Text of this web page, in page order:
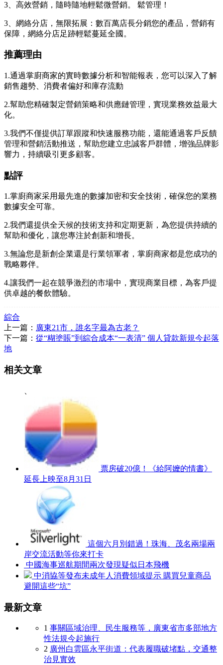
3、高效營銷，隨時隨地輕鬆微營銷。 鬆管理！
3、網絡分店，無限拓展：數百萬店長分銷您的產品，營銷有
保障，網絡分店足跡輕鬆蔓延全國。
推薦理由
1.通過掌廚商家的實時數據分析和智能報表，您可以深入了解
銷售趨勢、消費者偏好和庫存流動
2.幫助您精確製定營銷策略和供應鏈管理，實現業務效益最大
化。
3.我們不僅提供訂單跟蹤和快速服務功能，還能通過客戶反饋
管理和營銷活動推送，幫助您建立忠誠客戶群體，增強品牌影
響力，持續吸引更多顧客。
點評
1.掌廚商家采用最先進的數據加密和安全技術，確保您的業務
數據安全可靠。
2.我們還提供全天候的技術支持和定期更新，為您提供持續的
幫助和優化，讓您專注於創新和增長。
3.無論您是新創企業還是行業領軍者，掌廚商家都是您成功的
戰略夥伴。
4.讓我們一起在競爭激烈的市場中，實現商業目標，為客戶提
供卓越的餐飲體驗。
綜合
上一篇： 廣東21市，誰名字最為古老？
下一篇： 從“糊塗賬”到綜合成本“一表清” 個人貸款新規今起落
地
相关文章
票房破20億！《給阿嬤的情書》
延長上映至8月31日
這個六月別錯過！珠海、茂名兩場兩
岸交流活動等你來打卡
中國海事巡航期間兩次發現疑似日本飛機
中消協等發布未成年人消費領域提示 購買兒童商品
避開這些“坑”
最新文章
1 事關區域治理、民生服務等，廣東省市多部地方
性法規今起施行
2 廣州白雲區永平街道：代表履職破堵點，交通整
治見實效